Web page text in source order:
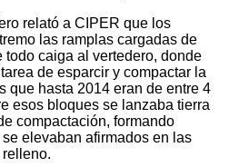
relató a CIPER que los
las ramplas cargadas de
caiga al vertedero, donde
de esparcir y compactar la
que hasta 2014 eran de entre 4
esos bloques se lanzaba tierra
compactación, formando
elevaban afirmados en las